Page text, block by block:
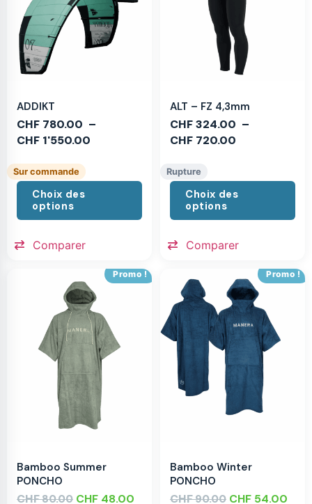
ADDIKT
CHF 780.00 –
CHF 1'550.00
Sur commande
Choix des
options
Comparer
ALT – FZ 4,3mm
CHF324.00 –
CHF 720.00
Rupture
Choix des
options
Comparer
Promo !
Bamboo Summer
PONCHO
CHF80.00 CHF 48.00
Promo !
Bamboo Winter
PONCHO
CHF90.00 CHF 54.00